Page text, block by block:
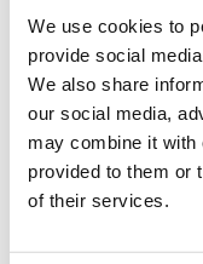
We use cookies to
provide social
We also share
our social media,
may combine it with
provided to them or
of their services.
Δωρεάν On Line
Το σεμινάριο
Β/θμιας
επιθυμούν να